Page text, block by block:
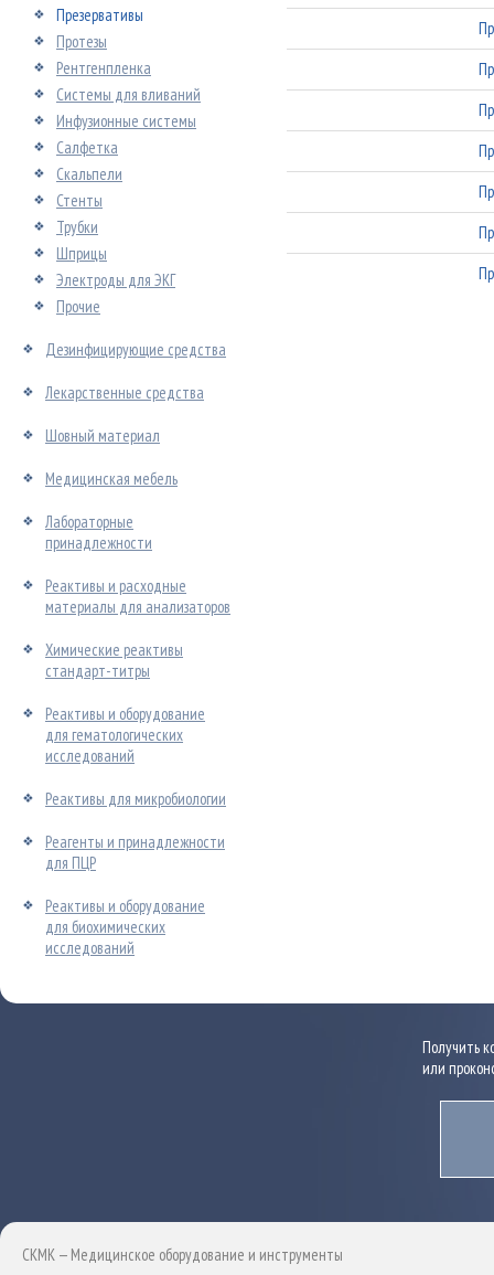
Презервативы
Протезы
Рентгенпленка
Системы для вливаний
Инфузионные системы
Салфетка
Скальпели
Стенты
Трубки
Шприцы
Электроды для ЭКГ
Прочие
Дезинфицирующие средства
Лекарственные средства
Шовный материал
Медицинская мебель
Лабораторные
принадлежности
Реактивы и расходные
материалы для анализаторов
Химические реактивы
стандарт-титры
Реактивы и оборудование
для гематологических
исследований
Реактивы для микробиологии
Реагенты и принадлежности
для ПЦР
Реактивы и оборудование
для биохимических
исследований
Получить
или
СКМК — Медицинское оборудование и инструменты